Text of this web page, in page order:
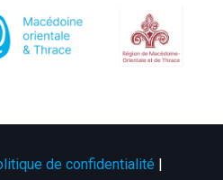
de confidentialité |